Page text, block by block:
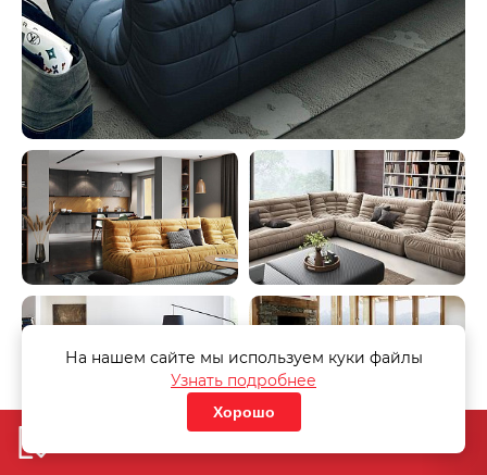
На нашем сайте мы используем куки файлы
Узнать подробнее
Хорошо